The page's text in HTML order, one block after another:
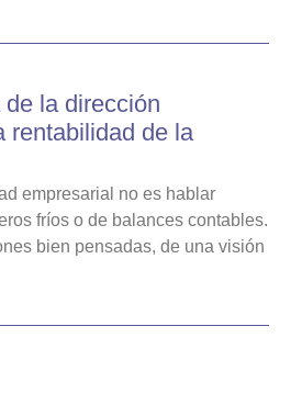
la dirección
rentabilidad de la
empresarial no es hablar
fríos o de balances contables.
bien pensadas, de una visión